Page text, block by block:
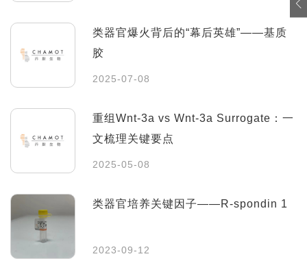
类器官爆火背后的“幕后英雄”——基质
胶
2025-07-08
重组Wnt-3a vs Wnt-3a Surrogate：一
文梳理关键要点
2025-05-08
类器官培养关键因子——R-spondin 1
2023-09-12